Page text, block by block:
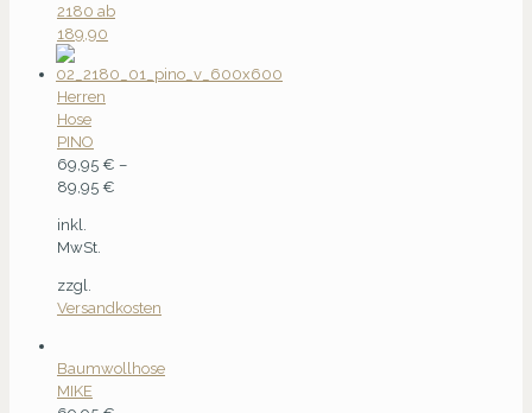
2180 ab
189,90
Herren
Hose
PINO
69,95 € –
89,95 €
inkl.
MwSt.
zzgl.
Versandkosten
Baumwollhose
MIKE